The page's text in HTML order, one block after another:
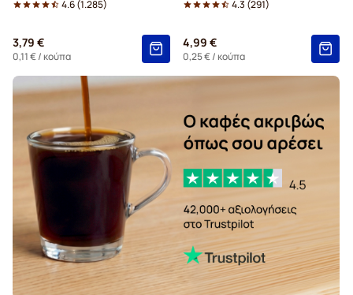
Ταμπλέτες για Senseo Black Coffee for Senseo®
Για Senseo® Kaffekapslen για Senseo®
4.6(1.285)
3,79 €
0,11 €/ κούπα
4.3 (291)
4,99 €
0,25 €/ κούπα